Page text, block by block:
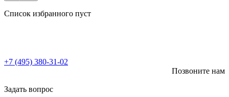
Список избранного пуст
+7 (495) 380-31-02
Позвоните нам
Задать вопрос